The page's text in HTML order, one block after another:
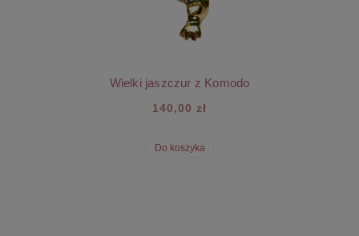
Wielki jaszczur z Komodo
140,00 zł
Do koszyka